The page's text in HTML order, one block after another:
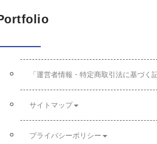
「運営者情報・特定商取引法に基づく記
サイトマップ
プライバシーポリシー